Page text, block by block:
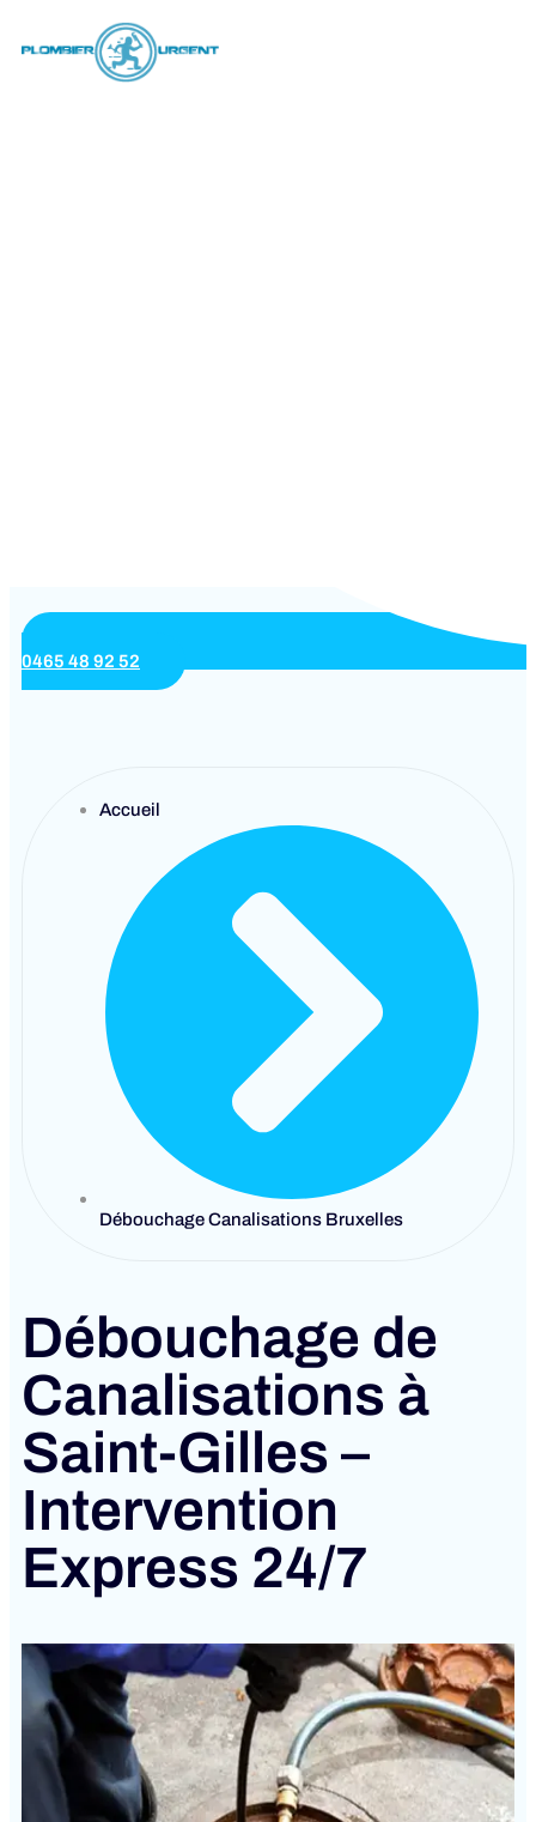
0465 48 92 52
Accueil
Débouchage Canalisations Bruxelles
Débouchage de
Canalisations à
Saint-Gilles –
Intervention
Express 24/7